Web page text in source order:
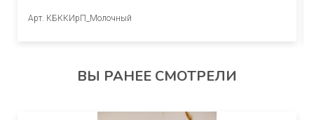
Арт. КБККИрП_Молочный
ВЫ РАНЕЕ СМОТРЕЛИ